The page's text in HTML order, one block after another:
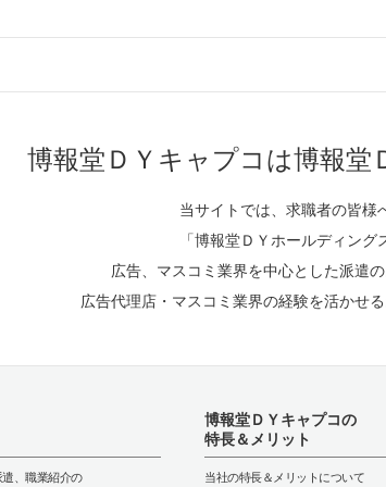
博報堂ＤＹキャプコは博報堂
当サイトでは、求職者の皆様
「博報堂ＤＹホールディン
広告、マスコミ業界を中心とした派遣
広告代理店・マスコミ業界の経験を活かせ
、職業紹介の
博報堂ＤＹキャプコの
特長＆メリット
当社の特長＆メリットについて